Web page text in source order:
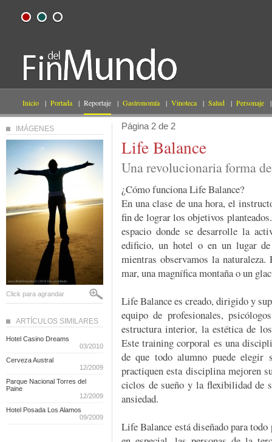
Inicio | Portada | Reportaje | Gastronomía | Vinoteca | Salud | Personaje |
Página 2 de 2
Life Balance
Una revolucionaria forma
¿Cómo funciona Life Balance?
En una clase de una hora, el
fin de lograr los objetivos
espacio donde se desarrolle la
edificio, un hotel o en un lugar de
mientras observamos la
mar, una magnífica montaña o un
Life Balance es creado, dirigido y
equipo de profesionales,
estructura interior, la estética de
Este training corporal es una
de que todo alumno puede elegir
practiquen esta disciplina mejoren
ciclos de sueño y la flexibilidad de
ansiedad.
Life Balance está diseñado para
IMÁGENES
Click para agrandar
ARTÍCULOS SIMILARES
Hotel Casino Dreams
03/2010
Cerveza Austral
12/2009
Parque Nacional Torres del
Paine
12/2009
Hotel Posada Los Alamos
09/2009